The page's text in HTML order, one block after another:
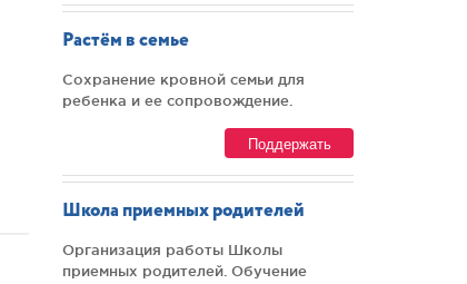
Растём в семье
Сохранение кровной семьи для
ребенка и ее сопровождение.
Поддержать
Школа приемных родителей
Организация работы Школы
приемных родителей. Обучение